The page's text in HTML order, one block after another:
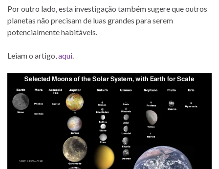
Por outro lado, esta investigação também sugere que outros
planetas não precisam de luas grandes para serem
potencialmente habitáveis.
Leiam o artigo,aqui.